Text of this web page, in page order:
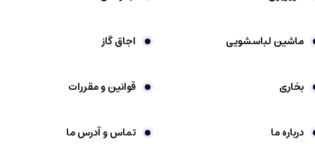
ماشین لباسشویی اجاق گاز
بخاری قوانین و مقررات
درباره ما تماس و آدرس ما